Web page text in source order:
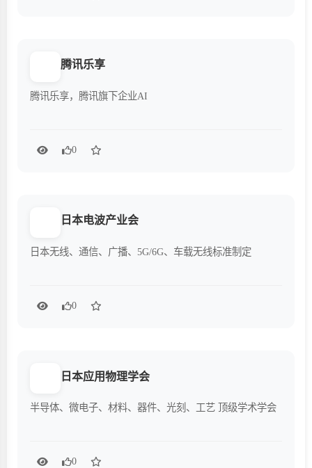
腾讯乐享
腾讯乐享，腾讯旗下企业AI
0
日本电波产业会
日本无线、通信、广播、5G/6G、车载无线标准制定
0
日本应用物理学会
半导体、微电子、材料、器件、光刻、工艺 顶级学术学会
0